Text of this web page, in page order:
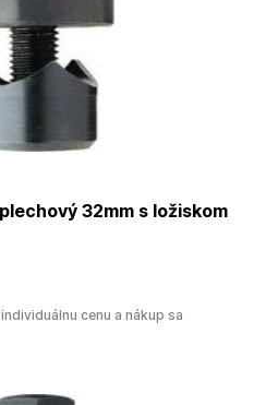
32mm s ložiskom
cenu a nákup sa